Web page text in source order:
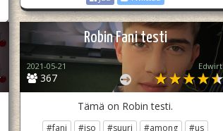
Robin Fani testi
367
2021-05-21 Edwirt
Tämä on Robin testi.
#fani #iso #suuri #among
#us